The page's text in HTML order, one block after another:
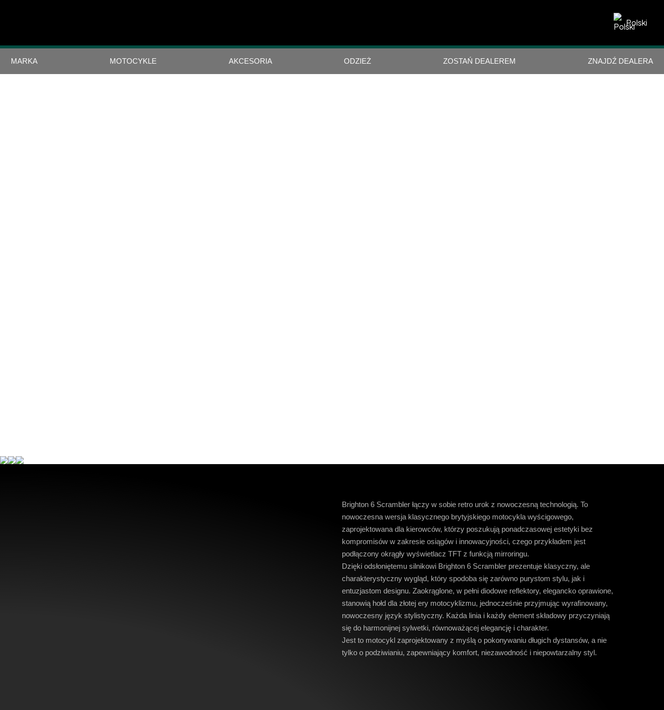
Polski
MARKA MOTOCYKLE AKCESORIA ODZIEŻ ZOSTAŃ DEALEREM ZNAJDŹ DEALERA
Brighton 6 Scrambler łączy w sobie retro urok z nowoczesną technologią. To
nowoczesna wersja klasycznego brytyjskiego motocykla wyścigowego,
zaprojektowana dla kierowców, którzy poszukują ponadczasowej estetyki bez
kompromisów w zakresie osiągów i innowacyjności, czego przykładem jest
podłączony okrągły wyświetlacz TFT z funkcją mirroringu.
Dzięki odsłoniętemu silnikowi Brighton 6 Scrambler prezentuje klasyczny, ale
charakterystyczny wygląd, który spodoba się zarówno purystom stylu, jak i
entuzjastom designu. Zaokrąglone, w pełni diodowe reflektory, elegancko oprawione,
stanowią hołd dla złotej ery motocyklizmu, jednocześnie przyjmując wyrafinowany,
nowoczesny język stylistyczny. Każda linia i każdy element składowy przyczyniają
się do harmonijnej sylwetki, równoważącej elegancję i charakter.
Jest to motocykl zaprojektowany z myślą o pokonywaniu długich dystansów, a nie
tylko o podziwianiu, zapewniający komfort, niezawodność i niepowtarzalny styl.